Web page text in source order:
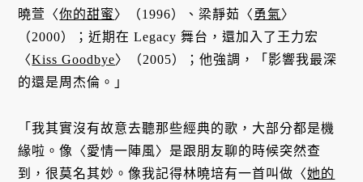
曉萱〈你的甜蜜 〉（1996）、梁靜茹〈 勇氣〉
（2000）；近期在 Legacy 舞台，還加入了王力宏
〈Kiss Goodbye〉（2005）；他強調，「影響我最深
的還是周杰倫。」
「我其實沒有故意去聽那些經典的歌，大部分都是機
緣啦。像〈愛情一陣風〉是跟朋友聊的時候突然查
到，很莫名其妙。像我記得林曉培有一首叫做〈她的